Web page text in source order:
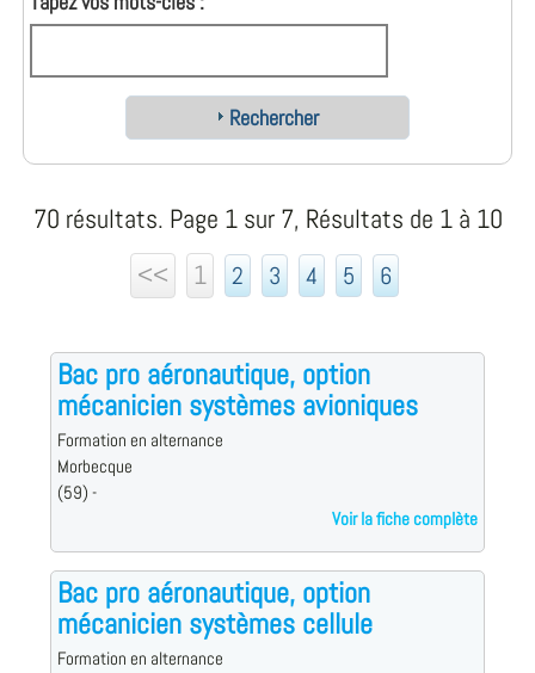
Rechercher
70 résultats. Page 1 sur 7, Résultats de 1 à 10
<<
1 2 3 4 5 6
Bac pro aéronautique, option
mécanicien systèmes avioniques
Formation en alternance
Morbecque
(59) -
Voir la fiche complète
Bac pro aéronautique, option
mécanicien systèmes cellule
Formation en alternance